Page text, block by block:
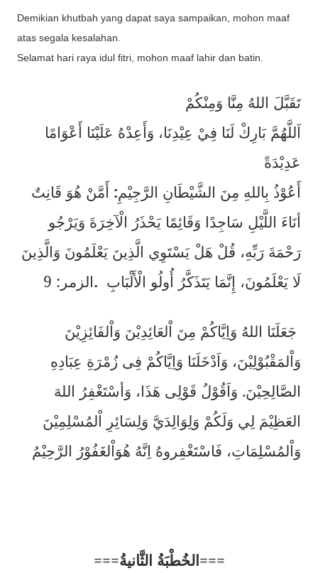
Demikian khutbah yang dapat saya sampaikan, mohon maaf
atas segala kesalahan.
Selamat hari raya idul fitri, mohon maaf lahir dan batin.
تَقَبَّلَ اللهُ مِنَّا وَمِنْكُمْ
اَللَّهُمَّ بَارِكْ لَنَا فِيْ عِيْدِنَا، وَأَعِدْهُ عَلَيْنَا أَعْوَامًا
عَدِيْدَةً
أَعُوْذُ بِاللهِ مِنَ الشَّيْطَانِ الرَّجِيْمِ: أَمَّنْ هُوَ قَانِتٌ
أنَاءَ اللَّيْلِ سَاجِدًا وَقَائِمًا يَحْذَرُ الْآخِرَةَ وَيَرْجُو
رَحْمَةَ رَبِّهِ، قُلْ هَلْ يَسْتَوِي الَّذِينَ يَعْلَمُونَ وَالَّذِينَ
لَا يَعْلَمُونَ، إِنَّمَا يَتَذَكَّرُ أُولُو الْأَلْبَابِ .الزمر: 9
جَعَلَنَا اللهُ وَاِيَّاكُمْ مِنَ اْلعَائِدِيْنَ وَاْلفَائِزِيْنَ
وَاْلمَقْبُوْلِيْنَ، وَاَدْخَلَنَا وَاِيَّاكُمْ فِى زُمْرَةِ عِبَادِهِ
الصَّالِحِيْنَ. وَاَقُوْلُ قَوْلِى هَذَا، وَأسْتَغْفِرُ اللهَ
العَظِيْمَ لِي وَلَكُمْ وَلِوَالِدَيَّ وَلِسَائِرِ اْلمُسْلِمِيْنَ
وَاْلمُسْلِمَاتِ، فَاسْتَغْفِروهُ اِنَّهُ هُوَاْلغَفُوْرُ الرَّحِيْمُ
=== الخُطْبَةُ الثَّانيةُ===